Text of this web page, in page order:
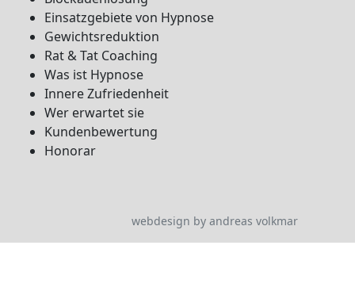
Einsatzgebiete von Hypnose
Gewichtsreduktion
Rat & Tat Coaching
Was ist Hypnose
Innere Zufriedenheit
Wer erwartet sie
Kundenbewertung
Honorar
webdesign by andreas volkmar